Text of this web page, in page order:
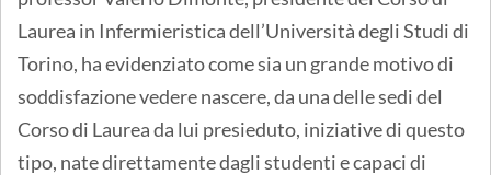
Laurea in Infermieristica dell’Università degli Studi di
Torino, ha evidenziato come sia un grande motivo di
soddisfazione vedere nascere, da una delle sedi del
Corso di Laurea da lui presieduto, iniziative di questo
tipo, nate direttamente dagli studenti e capaci di